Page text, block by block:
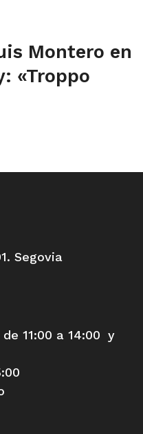
Montero en
«Troppo
Segovia
11:00 a 14:00 y